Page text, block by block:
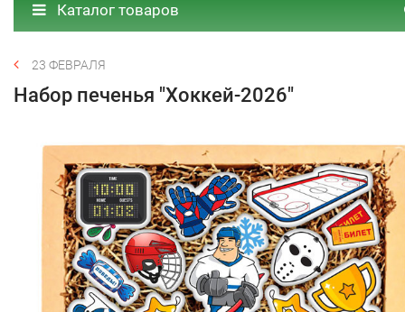
Каталог товаров
23 ФЕВРАЛЯ
Набор печенья "Хоккей-2026"